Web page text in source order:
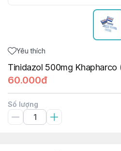
Yêu thích
Tinidazol 500mg Khapharco
60.000đ
Số lượng